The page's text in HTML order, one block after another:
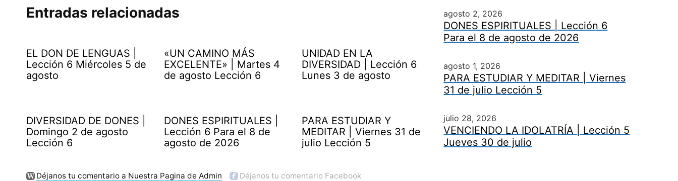
Entradas relacionadas
EL DON DE LENGUAS |
Lección 6 Miércoles 5 de
agosto
«UN CAMINO MÁS
EXCELENTE» | Martes 4
de agosto Lección 6
UNIDAD EN LA
DIVERSIDAD | Lección 6
Lunes 3 de agosto
DIVERSIDAD DE DONES |
Domingo 2 de agosto
Lección 6
DONES ESPIRITUALES |
Lección 6 Para el 8 de
agosto de 2026
PARA ESTUDIAR Y
MEDITAR | Viernes 31 de
julio Lección 5
Déjanos tu comentario a Nuestra Pagina de Admin Déjanos tu comentario Facebook
agosto 2, 2026
DONES ESPIRITUALES | Lección 6
Para el 8 de agosto de 2026
agosto 1, 2026
PARA ESTUDIAR Y MEDITAR | Viernes
31 de julio Lección 5
julio 28, 2026
VENCIENDO LA IDOLATRÍA | Lección 5
Jueves 30 de julio